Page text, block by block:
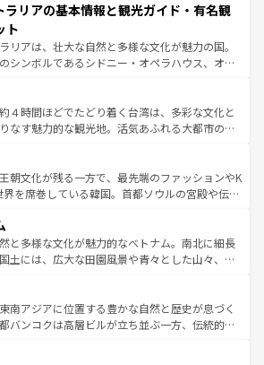
オーリンズでは、音楽と美食が融合した独特の
。旅行者はアメリカの各地域で異なる魅力を楽
、その多様性と豊かな歴史を感じることができ
車でのロードトリップや列車の旅も、アメリカ
逃せない。また、定番の観光地といえばオアフ
かな自然を求めるならマウイ島やカウアイ島が
エメラルドグリーンに輝く海をはじめ、豊かな
が息づいている。「アロハスピリット」と呼ば
しいローカルフードやハワイアンミュージッ
なフラダンスなど、すべてがハワイの魅力を彩
訪れるたびに新しい発見と感動が待っているハ
ツ一覧
ラリアの基本情報と観光ガイド・有名観
ト
リアは、壮大な自然と多様な文化が魅力の国。
シンボルであるシドニー・オペラハウス、オー
や大陸中央部にそびえるウルル（エアーズロッ
マニアの美しい原生林やケアンズの熱帯雨林な
ろがたくさん。また、カフェやワイン、オージ
ティビティも充実しており、サーフィンやダイ
イキングなど、アウトドア好きにはたまらな
トラリアの多彩な魅力を存分に味わいつくそ
しい。
４時間ほどでたどり着く台湾は、多彩な文化と
なす魅力的な観光地。活気あふれる大都市の台
つな山岳地帯である台湾東部など、都市の喧騒
けさが共存しており、訪れる人に新しい発見と
らしてくれる。また、奥深い台湾の食文化も魅
と評判のスイーツなど、バラエティ豊かな料理
が味わえる。 なお、新着の台湾情報は コンテンツ一覧を参
い。
朝文化が残る一方で、最先端のファッションやK
界を席巻している韓国。首都ソウルの宮殿や伝統
足を延ばせば四季折々の自然美を楽しむことが
して、キムチや焼肉、絶品のストリートフード
ざまな韓国料理が待っている。夜には、韓国な
まれながら、韓国の多彩な魅力を心ゆくまで味
わってみてほしい。 なお、新着の韓国情報はコンテンツ一
てほしい。
と多様な文化が魅力的なベトナム。南北に細長
土には、広大な田園風景や青々とした山々、世
と共に伝統が息づく。ハノイの古い町並みやホ
のフランス統治時代の建物も、独特の雰囲気を
いる。また、バラエティの豊かさとおいしさで
ーやバインミー、ベトナムコーヒーなどは、ぜ
南アジアに位置する豊かな自然と歴史が息づく
バンコクは高層ビルが立ち並ぶ一方、伝統的な
差している。北部ではチェンマイなどの山岳地